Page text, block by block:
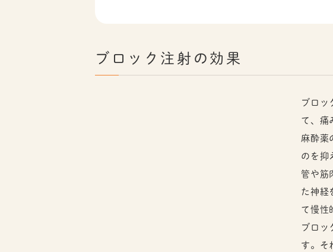
ブロック注射の効果
ブロッ
て、痛
麻酔薬
のを抑
管や筋
た神経
て慢性
ブロッ
す。そ